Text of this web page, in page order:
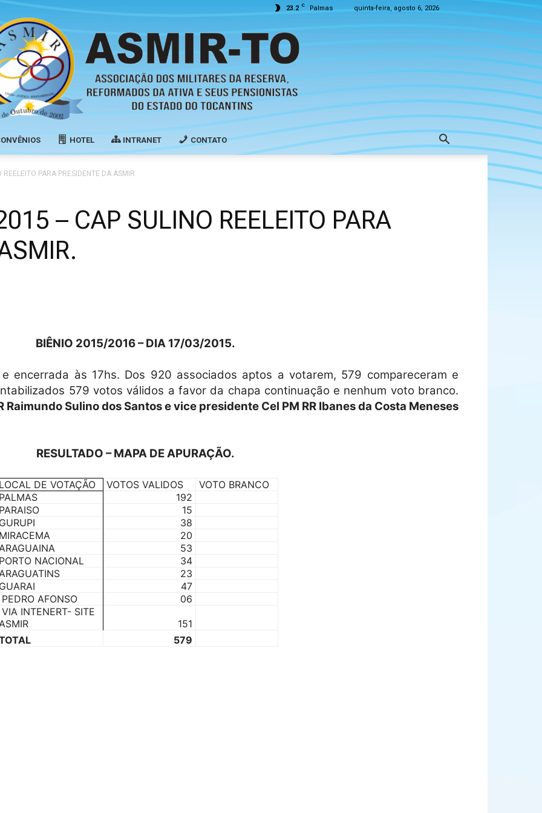
23.2 C Palmas quinta-feira, agosto 6, 2026
Reserva,
Reformados
HOTEL INTRANET CONTATO
PARA PRESIDENTE DA ASMIR.
– CAP SULINO REELEITO PARA
BIÊNIO 2015/2016 – DIA 17/03/2015.
encerrada às 17hs. Dos 920 associados aptos a votarem, 579 compareceram e
579 votos válidos a favor da chapa continuação e nenhum voto branco.
Raimundo Sulino dos Santos e vice presidente Cel PM RR Ibanes da Costa Meneses
RESULTADO – MAPA DE APURAÇÃO.
DE VOTAÇÃO VOTOS VALIDOS
VOTO BRANCO
192
15
38
20
53
NACIONAL
34
23
47
AFONSO
06
INTENERT- SITE
151
579